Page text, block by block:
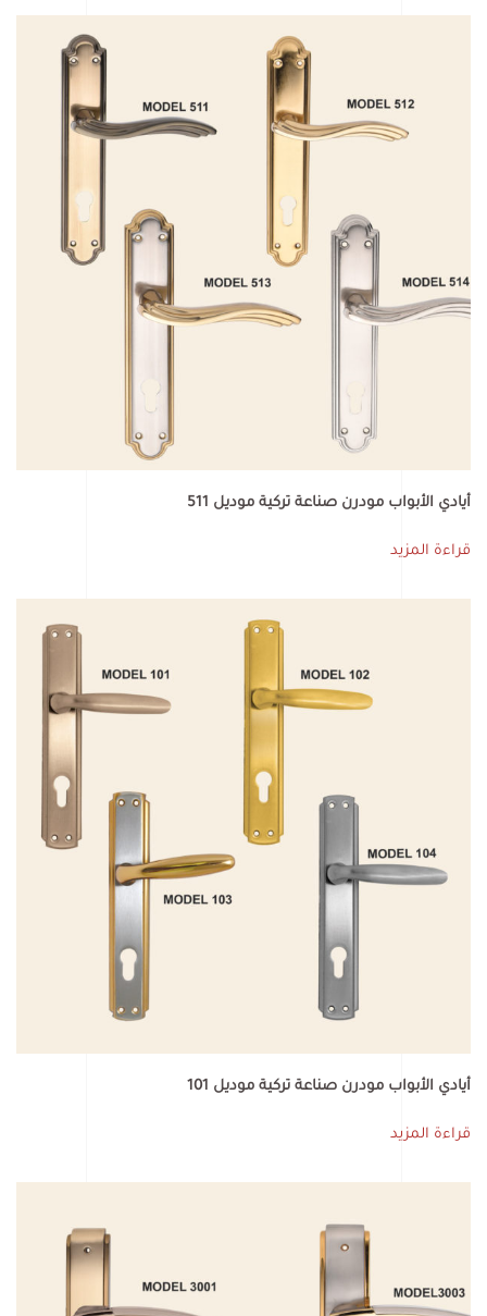
أيادي الأبواب مودرن صناعة تركية موديل 511
قراءة المزيد
أيادي الأبواب مودرن صناعة تركية موديل 101
قراءة المزيد